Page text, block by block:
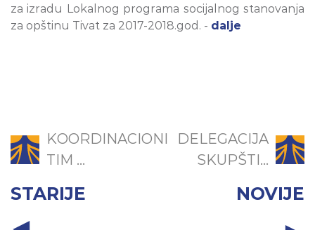
za izradu Lokalnog programa socijalnog stanovanja
za opštinu Tivat za 2017-2018.god. - dalje
KOORDINACIONI
TIM ...
STARIJE
DELEGACIJA
SKUPŠTI...
NOVIJE